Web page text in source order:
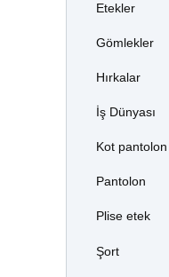
Etekler
Gömlekler
Hırkalar
İş Dünyası
Kot pantolon
Pantolon
Plise etek
Şort